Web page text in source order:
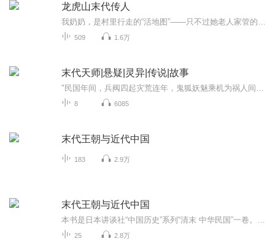
龙虎山末代传人
509 1.6万
末代天师|悬疑|灵异|传说|故事
8 6085
末代王朝与近代中国
183 2.9万
末代王朝与近代中国
25 2.8万